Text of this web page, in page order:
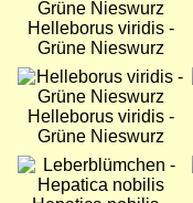
Helleborus viridis -
Grüne Nieswurz
Bild
Helleborus viridis -
Grüne Nieswurz
Bild